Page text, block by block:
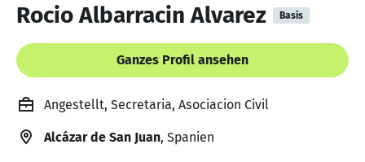
Rocio Albarracin Alvarez Basis
Ganzes Profil ansehen
Angestellt, Secretaria, Asociacion Civil
Alcázar de San Juan, Spanien